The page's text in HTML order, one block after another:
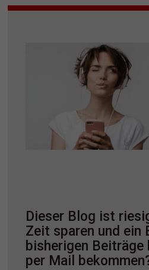
Dieser Blog ist
Zeit sparen und ein
bisherigen Beiträge
per Mail